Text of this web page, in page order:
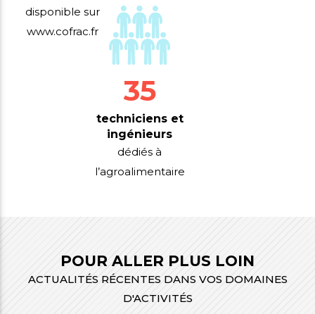
disponible sur
www.cofrac.fr
35
techniciens et
ingénieurs
dédiés à
l’agroalimentaire
POUR ALLER PLUS LOIN
ACTUALITÉS RÉCENTES DANS VOS DOMAINES
D'ACTIVITÉS